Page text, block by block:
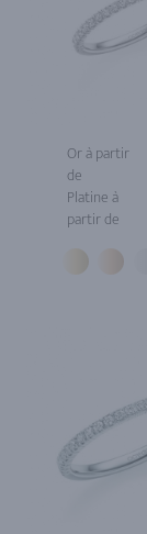
Or à partir
de
Platine à
partir de